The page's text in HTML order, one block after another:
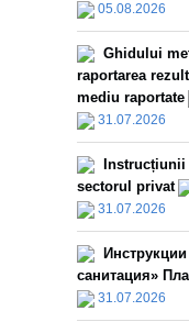
05.08.2026
Ghidului
raportarea
mediu raportate
31.07.2026
sectorul privat
31.07.2026
санитация»
31.07.2026